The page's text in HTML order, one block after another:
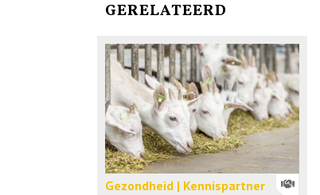
GERELATEERD
Gezondheid | Kennispartner